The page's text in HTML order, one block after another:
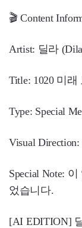
🎬 Content
Artist: 딜라
Title: 1020 미
Type: Special
Visual
Special Note:
었습니다.
[AI EDITION]